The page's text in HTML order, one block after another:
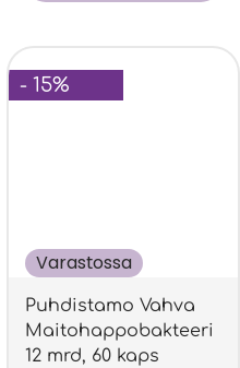
- 15%
Varastossa
Puhdistamo Vahva
Maitohappobakteeri
12 mrd, 60 kaps